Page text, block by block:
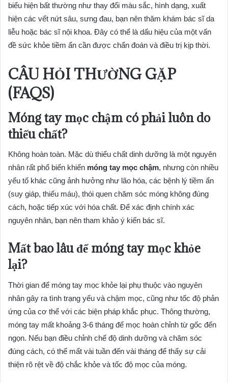
biểu hiện bất thường như thay đổi màu sắc, hình dạng, xuất
hiện các vết nứt sâu, sưng đau, bạn nên thăm khám bác sĩ da
liễu hoặc bác sĩ nội khoa. Đây có thể là dấu hiệu của một vấn
đề sức khỏe tiềm ẩn cần được chẩn đoán và điều trị kịp thời.
CÂU HỎI THƯỜNG GẶP
(FAQS)
Móng tay mọc chậm có phải luôn do
thiếu chất?
Không hoàn toàn. Mặc dù thiếu chất dinh dưỡng là một nguyên
nhân rất phổ biến khiến móng tay mọc chậm, nhưng còn nhiều
yếu tố khác cũng ảnh hưởng như lão hóa, các bệnh lý tiềm ẩn
(suy giáp, thiếu máu), thói quen chăm sóc móng không đúng
cách, hoặc tiếp xúc với hóa chất. Để xác định chính xác
nguyên nhân, bạn nên tham khảo ý kiến bác sĩ.
Mất bao lâu để móng tay mọc khỏe
lại?
Thời gian để móng tay mọc khỏe lại phụ thuộc vào nguyên
nhân gây ra tình trạng yếu và chậm mọc, cũng như tốc độ phản
ứng của cơ thể với các biện pháp khắc phục. Thông thường,
móng tay mất khoảng 3-6 tháng để mọc hoàn chỉnh từ gốc đến
ngọn. Nếu bạn điều chỉnh chế độ dinh dưỡng và chăm sóc
đúng cách, có thể mất vài tuần đến vài tháng để thấy sự cải
thiện rõ rệt về độ chắc khỏe và tốc độ mọc của móng.